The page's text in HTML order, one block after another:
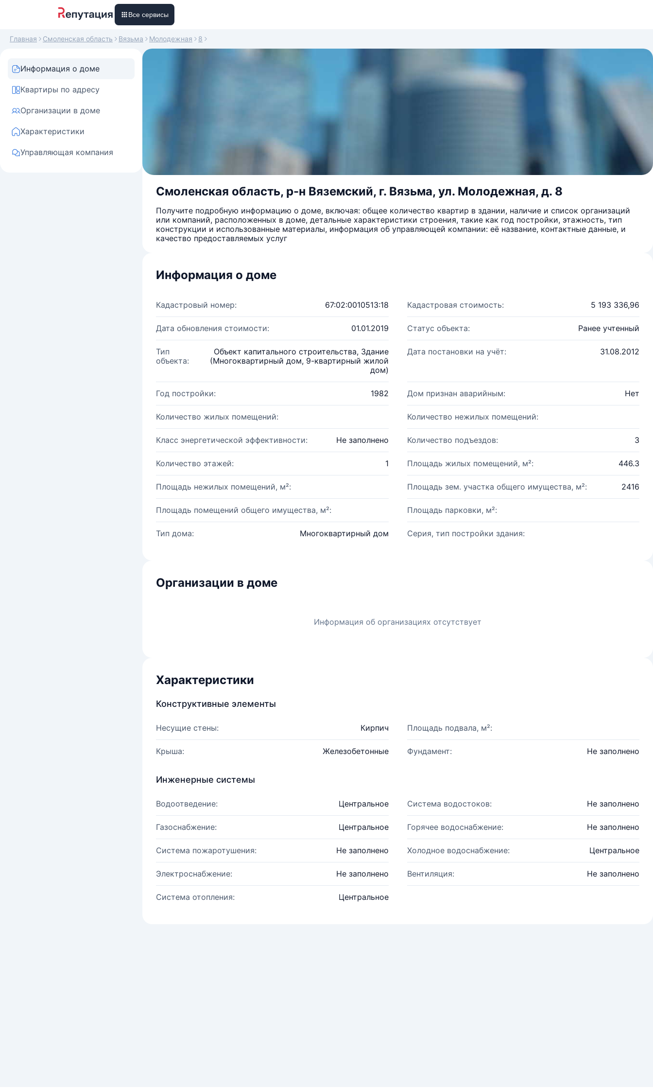
Все сервисы
Главная Смоленская область Вязьма Молодежная 8
Информация о доме
Квартиры по адресу
Организации в доме
Характеристики
Управляющая компания
Смоленская область, р-н Вяземский, г. Вязьма, ул. Молодежная, д. 8
Получите подробную информацию о доме, включая: общее количество квартир в здании, наличие и список организаций
или компаний, расположенных в доме, детальные характеристики строения, такие как год постройки, этажность, тип
конструкции и использованные материалы, информация об управляющей компании: её название, контактные данные, и
качество предоставляемых услуг
Информация о доме
Кадастровый номер: 67:02:0010513:18 Кадастровая стоимость: 5 193 336,96
Дата обновления стоимости: 01.01.2019 Статус объекта: Ранее учтенный
Тип
объекта:
Объект капитального строительства, Здание
(Многоквартирный дом, 9-квартирный жилой
дом)
Дата постановки на учёт: 31.08.2012
Год постройки: 1982 Дом признан аварийным: Нет
Количество жилых помещений: Количество нежилых помещений:
Класс энергетической эффективности: Не заполнено Количество подъездов: 3
Количество этажей: 1 Площадь жилых помещений, м²: 446.3
Площадь нежилых помещений, м²: Площадь зем. участка общего имущества, м²: 2416
Площадь помещений общего имущества, м²: Площадь парковки, м²:
Тип дома: Многоквартирный дом Серия, тип постройки здания:
Организации в доме
Информация об организациях отсутствует
Характеристики
Конструктивные элементы
Несущие стены: Кирпич Площадь подвала, м²:
Крыша: Железобетонные Фундамент: Не заполнено
Инженерные системы
Водоотведение: Центральное Система водостоков: Не заполнено
Газоснабжение: Центральное Горячее водоснабжение: Не заполнено
Система пожаротушения: Не заполнено Холодное водоснабжение: Центральное
Электроснабжение: Не заполнено Вентиляция: Не заполнено
Система отопления: Центральное